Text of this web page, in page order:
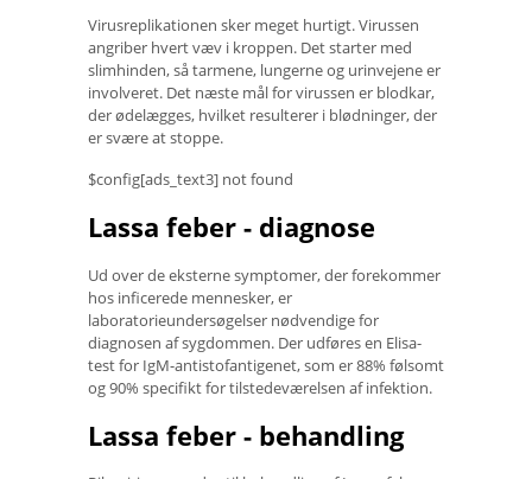
Virusreplikationen sker meget hurtigt. Virussen
angriber hvert væv i kroppen. Det starter med
slimhinden, så tarmene, lungerne og urinvejene er
involveret. Det næste mål for virussen er blodkar,
der ødelægges, hvilket resulterer i blødninger, der
er svære at stoppe.
$config[ads_text3] not found
Lassa feber - diagnose
Ud over de eksterne symptomer, der forekommer
hos inficerede mennesker, er
laboratorieundersøgelser nødvendige for
diagnosen af ​​sygdommen. Der udføres en Elisa-
test for IgM-antistofantigenet, som er 88% følsomt
og 90% specifikt for tilstedeværelsen af ​​infektion.
Lassa feber - behandling